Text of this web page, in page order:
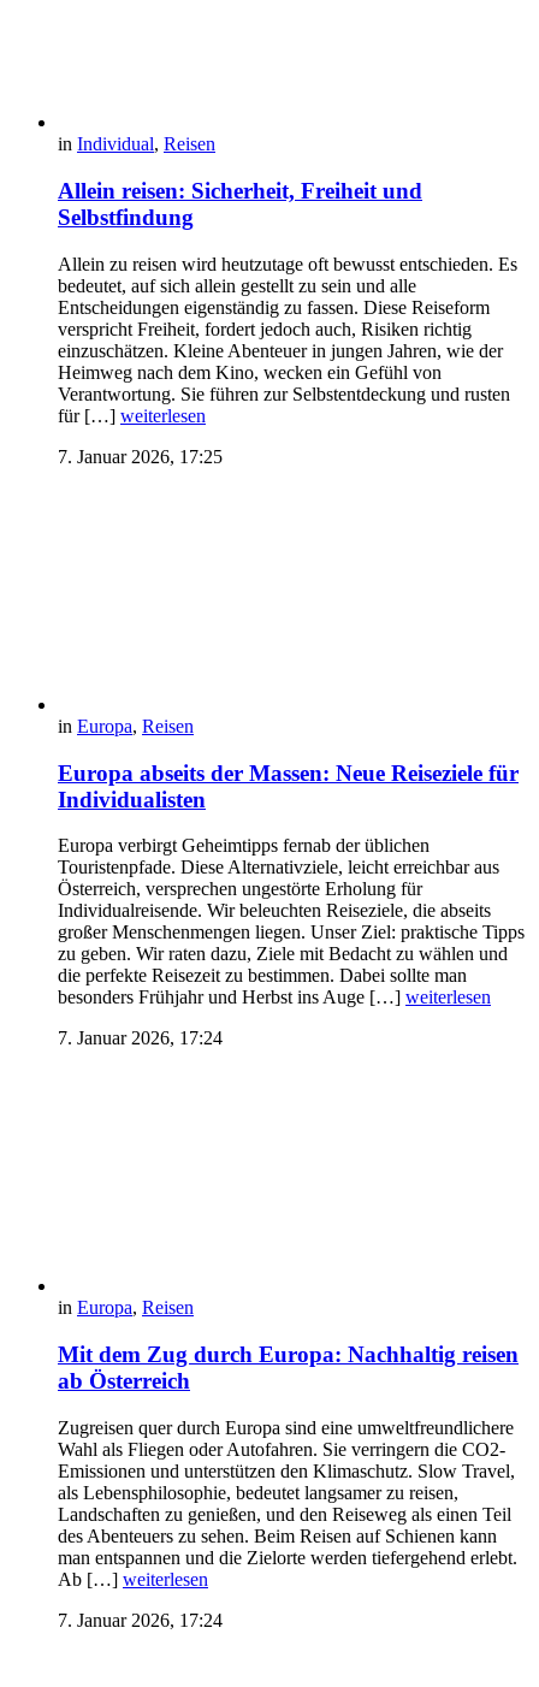
in Individual, Reisen
Allein reisen: Sicherheit, Freiheit und
Selbstfindung
Allein zu reisen wird heutzutage oft bewusst entschieden. Es
bedeutet, auf sich allein gestellt zu sein und alle
Entscheidungen eigenständig zu fassen. Diese Reiseform
verspricht Freiheit, fordert jedoch auch, Risiken richtig
einzuschätzen. Kleine Abenteuer in jungen Jahren, wie der
Heimweg nach dem Kino, wecken ein Gefühl von
Verantwortung. Sie führen zur Selbstentdeckung und rusten
für […] weiterlesen
7. Januar 2026, 17:25
in Europa, Reisen
Europa abseits der Massen: Neue Reiseziele für
Individualisten
Europa verbirgt Geheimtipps fernab der üblichen
Touristenpfade. Diese Alternativziele, leicht erreichbar aus
Österreich, versprechen ungestörte Erholung für
Individualreisende. Wir beleuchten Reiseziele, die abseits
großer Menschenmengen liegen. Unser Ziel: praktische Tipps
zu geben. Wir raten dazu, Ziele mit Bedacht zu wählen und
die perfekte Reisezeit zu bestimmen. Dabei sollte man
besonders Frühjahr und Herbst ins Auge […] weiterlesen
7. Januar 2026, 17:24
in Europa, Reisen
Mit dem Zug durch Europa: Nachhaltig reisen
ab Österreich
Zugreisen quer durch Europa sind eine umweltfreundlichere
Wahl als Fliegen oder Autofahren. Sie verringern die CO2-
Emissionen und unterstützen den Klimaschutz. Slow Travel,
als Lebensphilosophie, bedeutet langsamer zu reisen,
Landschaften zu genießen, und den Reiseweg als einen Teil
des Abenteuers zu sehen. Beim Reisen auf Schienen kann
man entspannen und die Zielorte werden tiefergehend erlebt.
Ab […] weiterlesen
7. Januar 2026, 17:24